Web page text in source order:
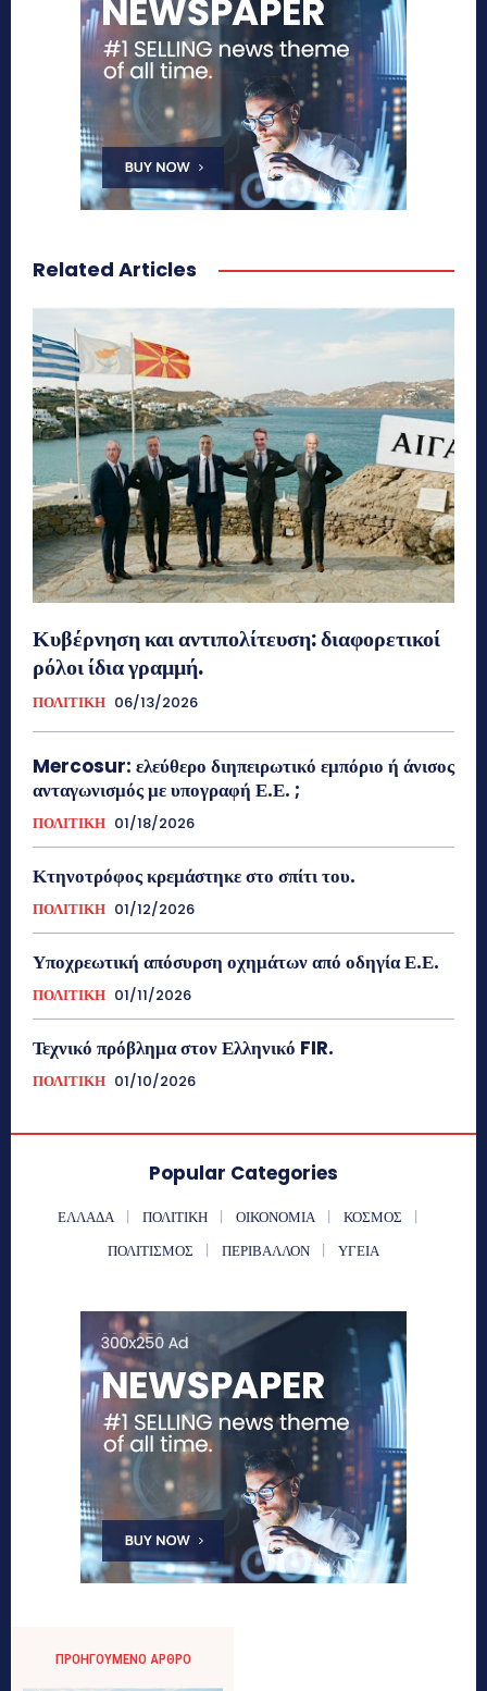
Related Articles
Κυβέρνηση και αντιπολίτευση: διαφορετικοί
ρόλοι ίδια γραμμή.
ΠΟΛΙΤΙΚΗ 06/13/2026
Mercosur: ελεύθερο διηπειρωτικό εμπόριο ή άνισος
ανταγωνισμός με υπογραφή Ε.Ε. ;
ΠΟΛΙΤΙΚΗ 01/18/2026
Κτηνοτρόφος κρεμάστηκε στο σπίτι του.
ΠΟΛΙΤΙΚΗ 01/12/2026
Υποχρεωτική απόσυρση οχημάτων από οδηγία Ε.Ε.
ΠΟΛΙΤΙΚΗ 01/11/2026
Τεχνικό πρόβλημα στον Ελληνικό FIR.
ΠΟΛΙΤΙΚΗ 01/10/2026
Popular Categories
ΕΛΛΑΔΑ ΠΟΛΙΤΙΚΗ ΟΙΚΟΝΟΜΙΑ
ΚΟΣΜΟΣ
ΠΟΛΙΤΙΣΜΟΣ
ΠΕΡΙΒΑΛΛΟΝ ΥΓΕΙΑ
ΠΡΟΗΓΟΎΜΕΝΟ ΆΡΘΡΟ